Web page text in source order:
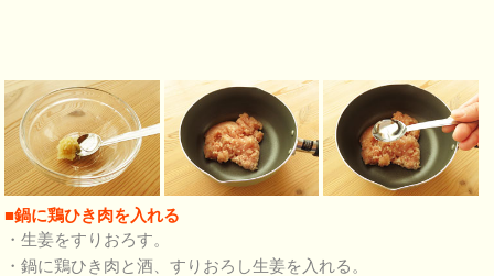
■鍋に鶏ひき肉を入れる
・生姜をすりおろす。
・鍋に鶏ひき肉と酒、すりおろし生姜を入れる。